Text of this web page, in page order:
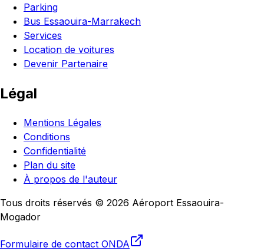
Parking
Bus Essaouira-Marrakech
Services
Location de voitures
Devenir Partenaire
Légal
Mentions Légales
Conditions
Confidentialité
Plan du site
À propos de l'auteur
Tous droits réservés © 2026 Aéroport Essaouira-
Mogador
Formulaire de contact ONDA